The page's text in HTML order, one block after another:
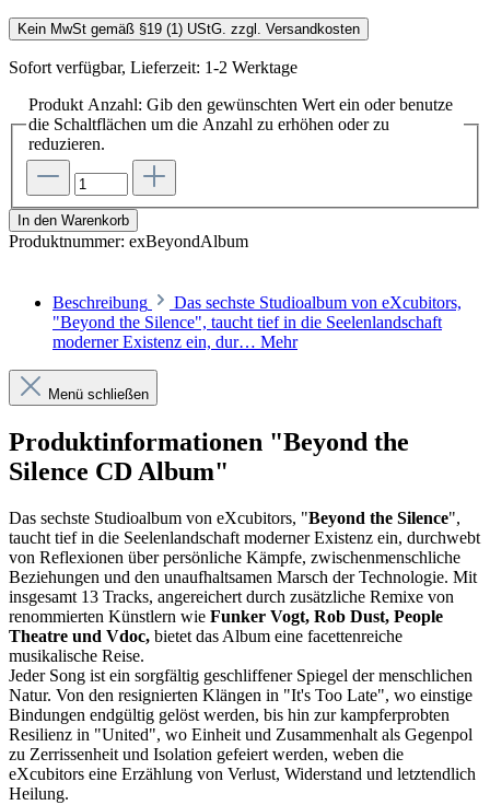
Kein MwSt gemäß §19 (1) UStG. zzgl. Versandkosten
Sofort verfügbar, Lieferzeit: 1-2 Werktage
Produkt Anzahl: Gib den gewünschten Wert ein oder benutze
die Schaltflächen um die Anzahl zu erhöhen oder zu
reduzieren.
In den Warenkorb
Produktnummer: exBeyondAlbum
Beschreibung
Das sechste Studioalbum von eXcubitors,
"Beyond the Silence", taucht tief in die Seelenlandschaft
moderner Existenz ein, dur… Mehr
Menü schließen
Produktinformationen "Beyond the
Silence CD Album"
Das sechste Studioalbum von eXcubitors, "Beyond the Silence",
taucht tief in die Seelenlandschaft moderner Existenz ein, durchwebt
von Reflexionen über persönliche Kämpfe, zwischenmenschliche
Beziehungen und den unaufhaltsamen Marsch der Technologie. Mit
insgesamt 13 Tracks, angereichert durch zusätzliche Remixe von
renommierten Künstlern wie Funker Vogt, Rob Dust, People
Theatre und Vdoc, bietet das Album eine facettenreiche
musikalische Reise.
Jeder Song ist ein sorgfältig geschliffener Spiegel der menschlichen
Natur. Von den resignierten Klängen in "It's Too Late", wo einstige
Bindungen endgültig gelöst werden, bis hin zur kampferprobten
Resilienz in "United", wo Einheit und Zusammenhalt als Gegenpol
zu Zerrissenheit und Isolation gefeiert werden, weben die
eXcubitors eine Erzählung von Verlust, Widerstand und letztendlich
Heilung.